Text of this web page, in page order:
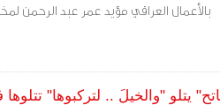
بالأعمال العراقي مؤيد عمر عبد الرحمن
يتلو "والخيلَ .. لتركبوها"